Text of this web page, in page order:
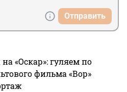
Отправить
«Оскар»: гуляем по
фильма «Вор»